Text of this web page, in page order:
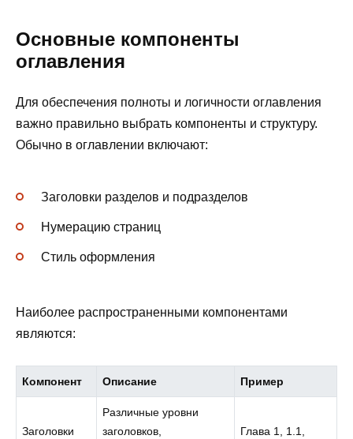
Основные компоненты
оглавления
Для обеспечения полноты и логичности оглавления
важно правильно выбрать компоненты и структуру.
Обычно в оглавлении включают:
Заголовки разделов и подразделов
Нумерацию страниц
Стиль оформления
Наиболее распространенными компонентами
являются:
Компонент Описание Пример
Заголовки
Различные уровни
заголовков,
Глава 1, 1.1,